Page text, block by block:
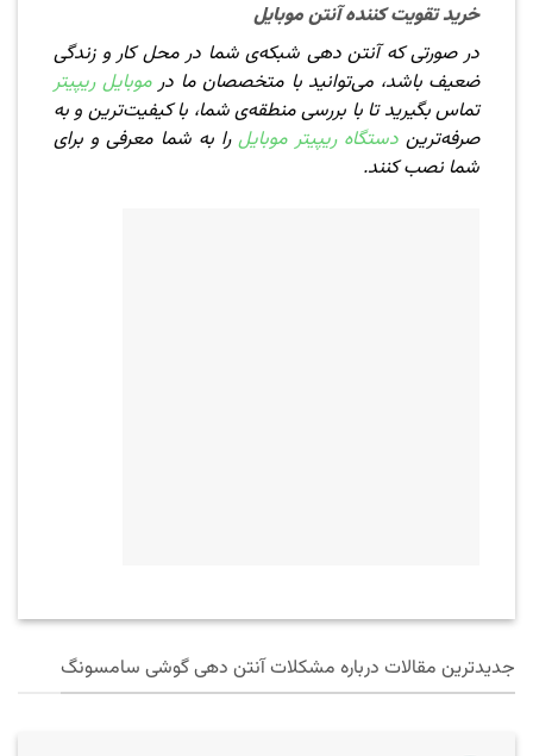
خرید تقویت کننده آنتن موبایل
در صورتی که آنتن دهی شبکه‌ی شما در محل کار و زندگی
ضعیف باشد، می‌توانید با متخصصان ما درموبایل ریپیتر
تماس بگیرید تا با بررسی منطقه‌ی شما، با کیفیت‌ترین و به
صرفه‌ترین دستگاه ریپیتر موبایل را به شما معرفی و برای
شما نصب کنند.
جدیدترین مقالات درباره مشکلات آنتن دهی گوشی سامسونگ